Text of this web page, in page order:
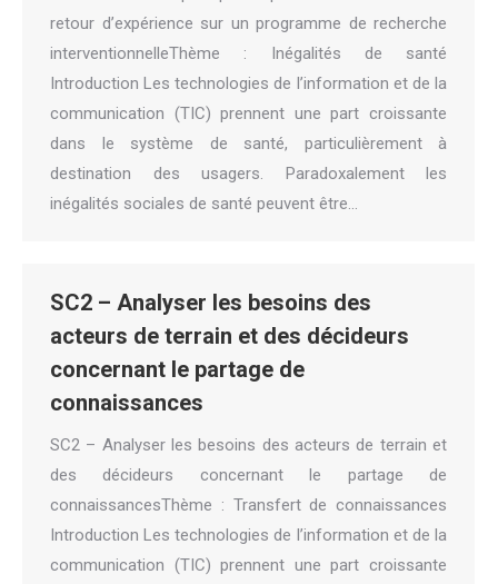
retour d’expérience sur un programme de recherche
interventionnelleThème : Inégalités de santé
Introduction Les technologies de l’information et de la
communication (TIC) prennent une part croissante
dans le système de santé, particulièrement à
destination des usagers. Paradoxalement les
inégalités sociales de santé peuvent être…
SC2 – Analyser les besoins des
acteurs de terrain et des décideurs
concernant le partage de
connaissances
SC2 – Analyser les besoins des acteurs de terrain et
des décideurs concernant le partage de
connaissancesThème : Transfert de connaissances
Introduction Les technologies de l’information et de la
communication (TIC) prennent une part croissante